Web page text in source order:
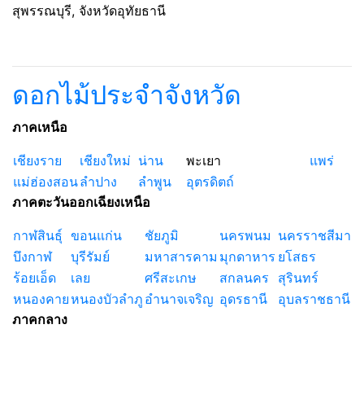
สุพรรณบุรี, จังหวัดอุทัยธานี
ดอกไม้ประจำจังหวัด
ภาคเหนือ
เชียงราย เชียงใหม่ น่าน พะเยา
แพร่
แม่ฮ่องสอนลำปาง ลำพูน
อุตรดิตถ์
ภาคตะวันออกเฉียงเหนือ
กาฬสินธุ์ ขอนแก่น ชัยภูมิ นครพนม นครราชสีมา
บึงกาฬ
บุรีรัมย์ มหาสารคาม มุกดาหาร ยโสธร
ร้อยเอ็ด
เลย ศรีสะเกษ สกลนคร
สุรินทร์
หนองคายหนองบัวลำภู อำนาจเจริญ อุดรธานี
อุบลราชธานี
ภาคกลาง